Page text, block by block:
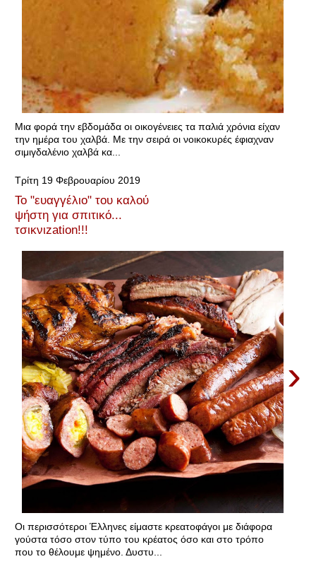
Μια φορά την εβδομάδα οι οικογένειες τα παλιά χρόνια είχαν
την ημέρα του χαλβά. Με την σειρά οι νοικοκυρές έφιαχναν
σιμιγδαλένιο χαλβά κα...
Τρίτη 19 Φεβρουαρίου 2019
Το "ευαγγέλιο" του καλού
ψήστη για σπιτικό...
τσικνιzation!!!
›
Οι περισσότεροι Έλληνες είμαστε κρεατοφάγοι με διάφορα
γούστα τόσο στον τύπο του κρέατος όσο και στο τρόπο
που το θέλουμε ψημένο. Δυστυ...